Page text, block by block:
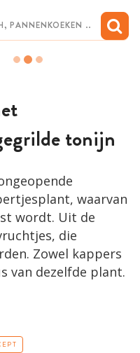
tonijn
waarvan
wordt. Uit de
die
Zowel kappers
van dezelfde plant.